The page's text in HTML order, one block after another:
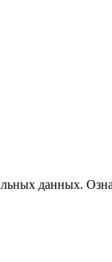
данных.